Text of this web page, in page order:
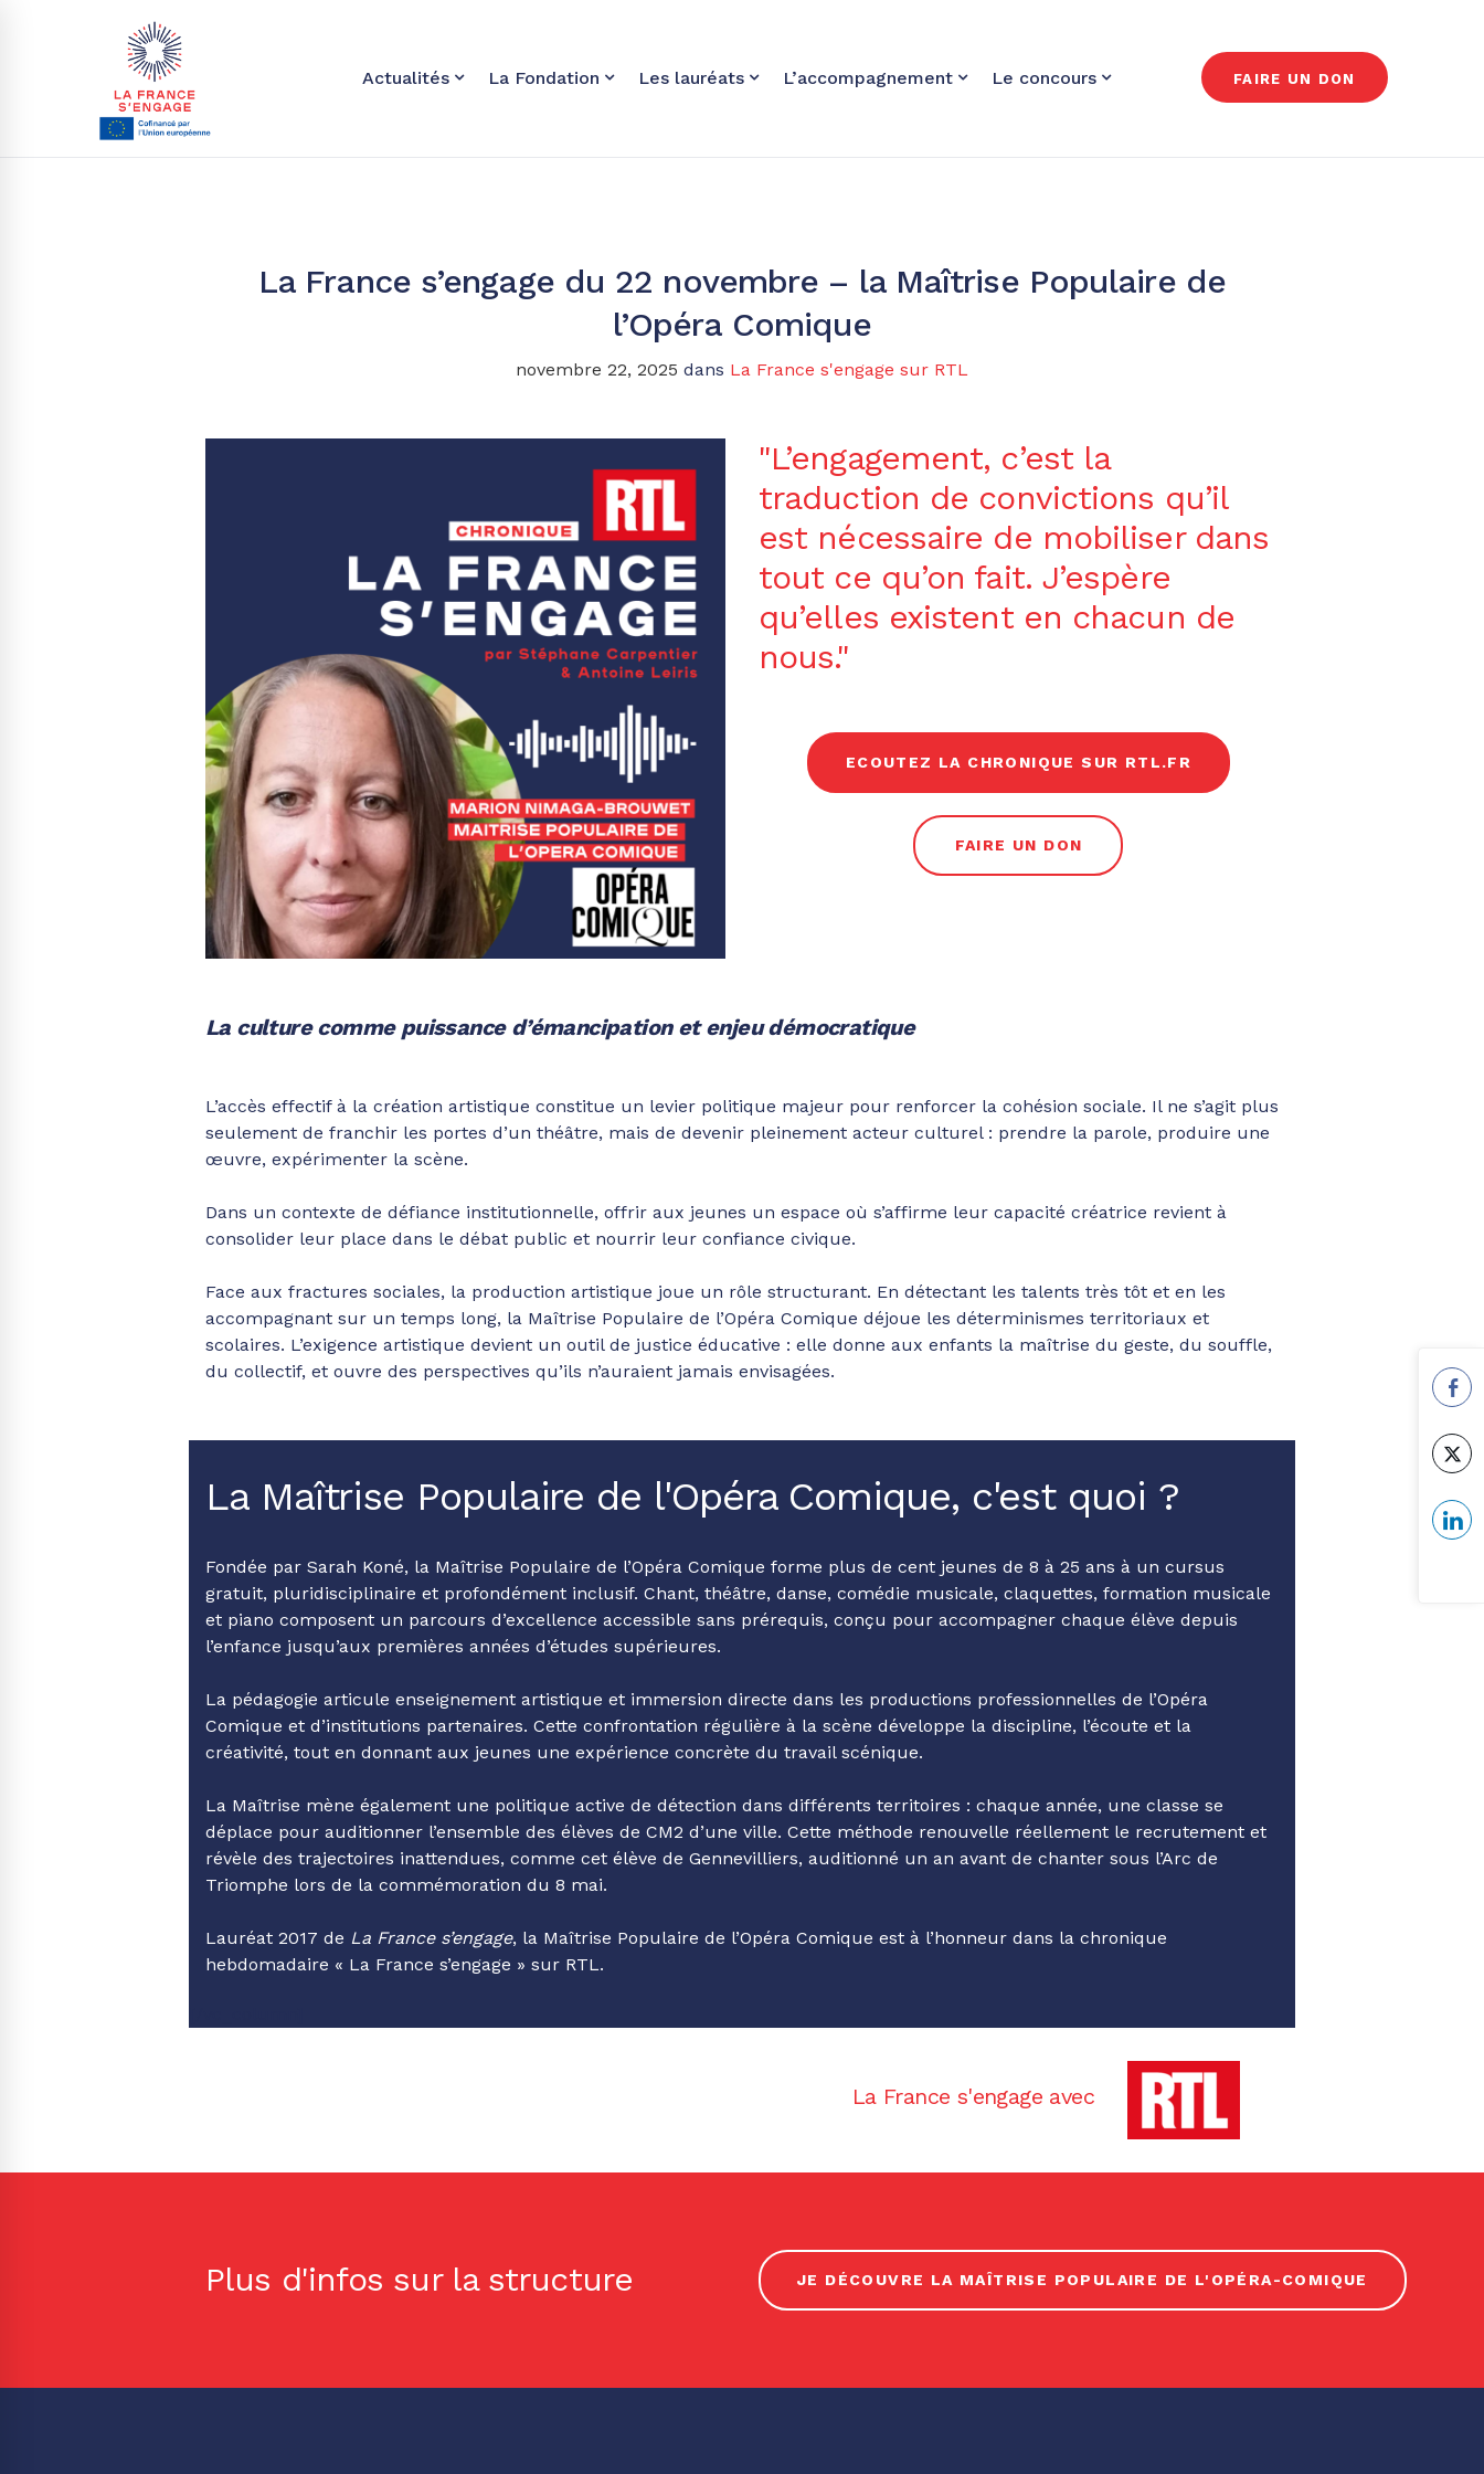
Actualités La Fondation Les lauréats L’accompagnement Le concours FAIRE UN DON
La France s’engage du 22 novembre – la Maîtrise Populaire de
l’Opéra Comique
novembre 22, 2025 dans La France s'engage sur RTL
"L’engagement, c’est la
traduction de convictions qu’il
est nécessaire de mobiliser dans
tout ce qu’on fait. J’espère
qu’elles existent en chacun de
nous."
ECOUTEZ LA CHRONIQUE SUR RTL.FR
FAIRE UN DON
La culture comme puissance d’émancipation et enjeu démocratique
L’accès effectif à la création artistique constitue un levier politique majeur pour renforcer la cohésion sociale. Il ne s’agit plus
seulement de franchir les portes d’un théâtre, mais de devenir pleinement acteur culturel : prendre la parole, produire une
œuvre, expérimenter la scène.
Dans un contexte de défiance institutionnelle, offrir aux jeunes un espace où s’affirme leur capacité créatrice revient à
consolider leur place dans le débat public et nourrir leur confiance civique.
Face aux fractures sociales, la production artistique joue un rôle structurant. En détectant les talents très tôt et en les
accompagnant sur un temps long, la Maîtrise Populaire de l’Opéra Comique déjoue les déterminismes territoriaux et
scolaires. L’exigence artistique devient un outil de justice éducative : elle donne aux enfants la maîtrise du geste, du souffle,
du collectif, et ouvre des perspectives qu’ils n’auraient jamais envisagées.
La Maîtrise Populaire de l'Opéra Comique, c'est quoi ?
Fondée par Sarah Koné, la Maîtrise Populaire de l’Opéra Comique forme plus de cent jeunes de 8 à 25 ans à un cursus
gratuit, pluridisciplinaire et profondément inclusif. Chant, théâtre, danse, comédie musicale, claquettes, formation musicale
et piano composent un parcours d’excellence accessible sans prérequis, conçu pour accompagner chaque élève depuis
l’enfance jusqu’aux premières années d’études supérieures.
La pédagogie articule enseignement artistique et immersion directe dans les productions professionnelles de l’Opéra
Comique et d’institutions partenaires. Cette confrontation régulière à la scène développe la discipline, l’écoute et la
créativité, tout en donnant aux jeunes une expérience concrète du travail scénique.
La Maîtrise mène également une politique active de détection dans différents territoires : chaque année, une classe se
déplace pour auditionner l’ensemble des élèves de CM2 d’une ville. Cette méthode renouvelle réellement le recrutement et
révèle des trajectoires inattendues, comme cet élève de Gennevilliers, auditionné un an avant de chanter sous l’Arc de
Triomphe lors de la commémoration du 8 mai.
Lauréat 2017 de La France s’engage, la Maîtrise Populaire de l’Opéra Comique est à l’honneur dans la chronique
hebdomadaire « La France s’engage » sur RTL.
La France s'engage avec
Plus d'infos sur la structure JE DÉCOUVRE LA MAÎTRISE POPULAIRE DE L'OPÉRA-COMIQUE